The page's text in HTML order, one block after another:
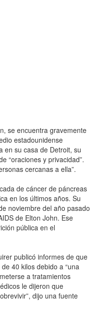
se encuentra gravemente
estadounidense
en su casa de Detroit, su
“oraciones y privacidad”.
cercanas a ella”.
de cáncer de páncreas
en los últimos años. Su
noviembre del año pasado
de Elton John. Ese
pública en el
publicó informes de que
40 kilos debido a “una
a tratamientos
le dijeron que
dijo una fuente